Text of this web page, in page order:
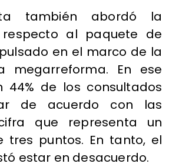
también abordó la
respecto al paquete de
en el marco de la
megarreforma. En ese
44% de los consultados
de acuerdo con las
que representa un
tres puntos. En tanto, el
estar en desacuerdo.